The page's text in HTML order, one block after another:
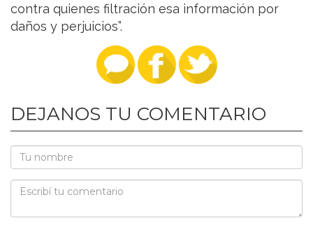
contra quienes filtración esa información por
daños y perjuicios”.
DEJANOS TU COMENTARIO